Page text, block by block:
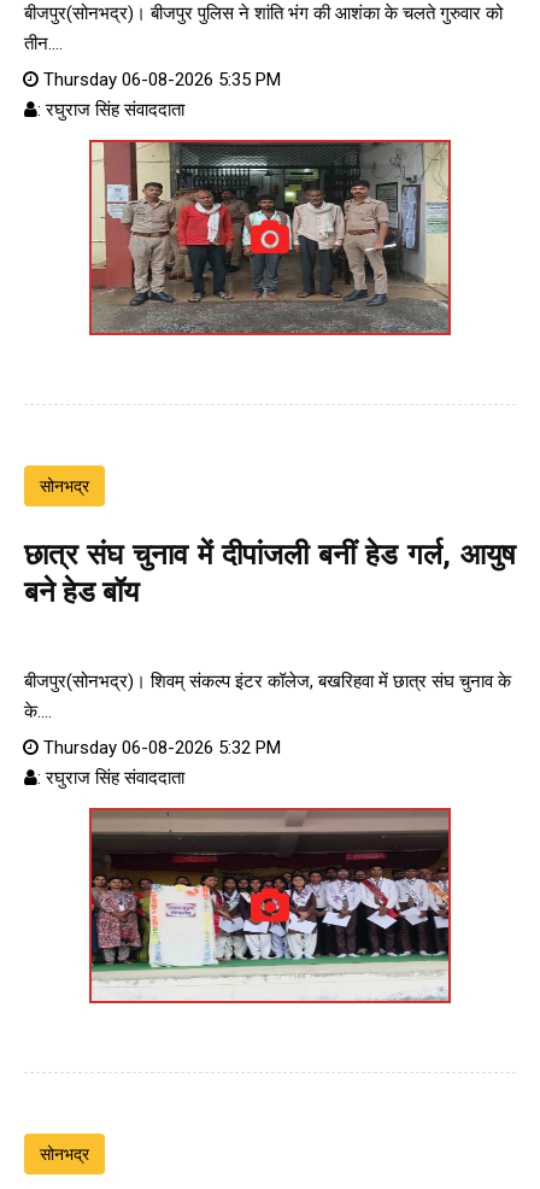
बीजपुर(सोनभद्र)। बीजपुर पुलिस ने शांति भंग की आशंका के चलते गुरुवार को
तीन....
Thursday 06-08-2026 5:35 PM
: रघुराज सिंह संवाददाता
सोनभद्र
छात्र संघ चुनाव में दीपांजली बनीं हेड गर्ल, आयुष
बने हेड बॉय
बीजपुर(सोनभद्र)। शिवम् संकल्प इंटर कॉलेज, बखरिहवा में छात्र संघ चुनाव के
के....
Thursday 06-08-2026 5:32 PM
: रघुराज सिंह संवाददाता
सोनभद्र